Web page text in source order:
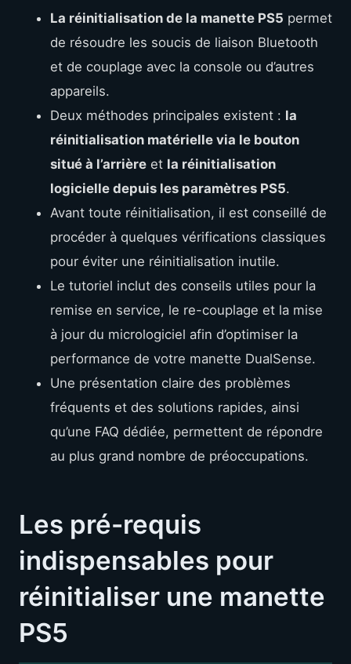
La réinitialisation de la manette PS5 permet
de résoudre les soucis de liaison Bluetooth
et de couplage avec la console ou d’autres
appareils.
Deux méthodes principales existent : la
réinitialisation matérielle via le bouton
situé à l’arrière et la réinitialisation
logicielle depuis les paramètres PS5.
Avant toute réinitialisation, il est conseillé de
procéder à quelques vérifications classiques
pour éviter une réinitialisation inutile.
Le tutoriel inclut des conseils utiles pour la
remise en service, le re-couplage et la mise
à jour du micrologiciel afin d’optimiser la
performance de votre manette DualSense.
Une présentation claire des problèmes
fréquents et des solutions rapides, ainsi
qu’une FAQ dédiée, permettent de répondre
au plus grand nombre de préoccupations.
Les pré-requis
indispensables pour
réinitialiser une manette
PS5